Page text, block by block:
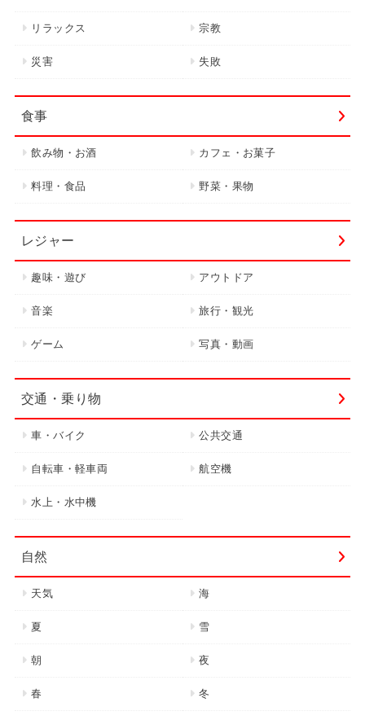
リラックス 宗教
災害 失敗
食事
飲み物・お酒 カフェ・お菓子
料理・食品 野菜・果物
レジャー
趣味・遊び アウトドア
音楽 旅行・観光
ゲーム 写真・動画
交通・乗り物
車・バイク 公共交通
自転車・軽車両 航空機
水上・水中機
自然
天気 海
夏 雪
朝 夜
春 冬